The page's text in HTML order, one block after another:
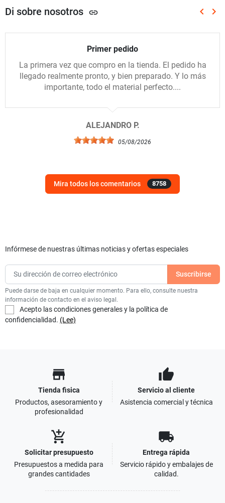
Di sobre nosotros link keyboard_arrow_left keyboard_arrow_right
Primer pedido
La primera vez que compro en la tienda. El pedido ha
llegado realmente pronto, y bien preparado. Y lo más
importante, todo el material perfecto....
ALEJANDRO P.
05/08/2026
Mira todos los comentarios 8758
Infórmese de nuestras últimas noticias y ofertas especiales
Puede darse de baja en cualquier momento. Para ello, consulte nuestra
información de contacto en el aviso legal.
Acepto las condiciones generales y la política de
confidencialidad. (Lee)
store
Tienda fisica
Productos, asesoramiento y
profesionalidad
thumb_up
Servicio al cliente
Asistencia comercial y técnica
add_shopping_cart
Solicitar presupuesto
Presupuestos a medida para
grandes cantidades
local_shipping
Entrega rápida
Servicio rápido y embalajes de
calidad.